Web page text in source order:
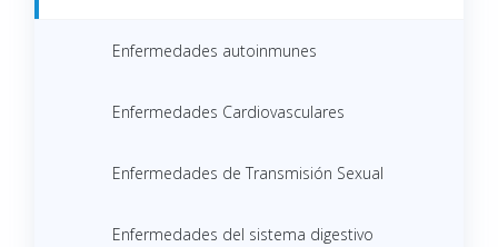
Enfermedades autoinmunes
Enfermedades Cardiovasculares
Enfermedades de Transmisión Sexual
Enfermedades del sistema digestivo